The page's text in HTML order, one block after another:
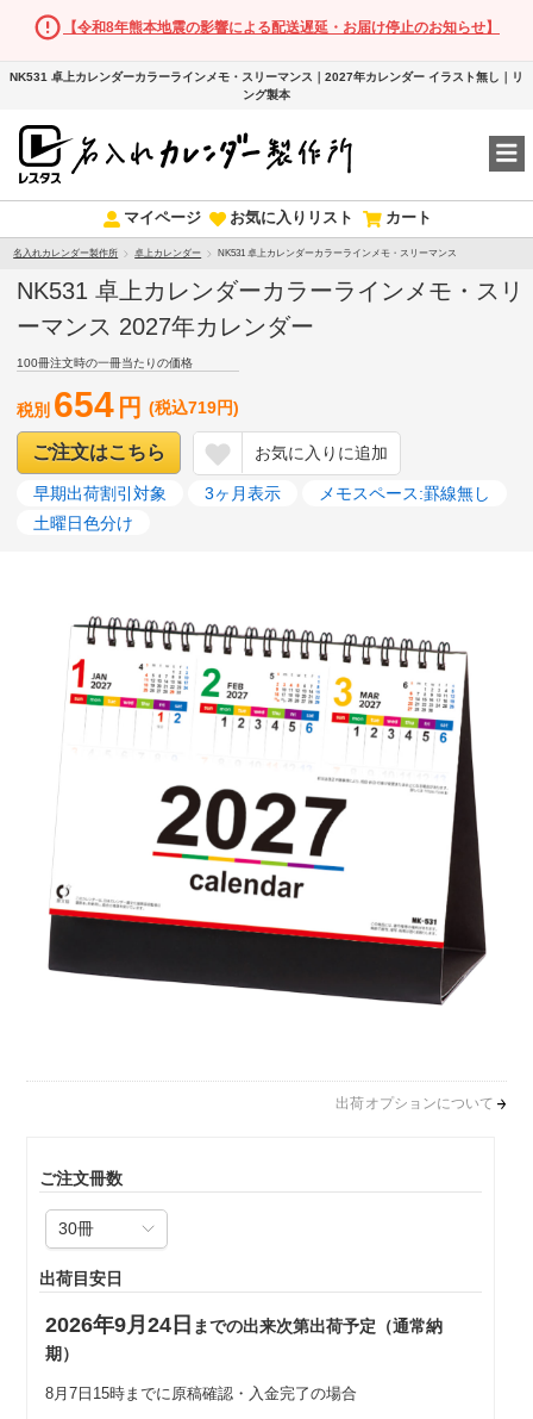
【令和8年熊本地震の影響による配送遅延・お届け停止のお知らせ】
NK531 卓上カレンダーカラーラインメモ・スリーマンス｜2027年カレンダー イラスト無し｜リ
ング製本
マイページ お気に入りリスト カート
名入れカレンダー製作所 卓上カレンダー NK531 卓上カレンダーカラーラインメモ・スリーマンス
NK531 卓上カレンダーカラーラインメモ・スリ
ーマンス 2027年カレンダー
100冊注文時の一冊当たりの価格
税別 654 円 (税込719円)
ご注文はこちら お気に入りに追加
早期出荷割引対象 3ヶ月表示
メモスペース:罫線無し
土曜日色分け
出荷オプションについて
ご注文冊数
出荷目安日
2026年9月24日 までの出来次第出荷予定（通常納
期）
8月7日15時までに原稿確認・入金完了の場合